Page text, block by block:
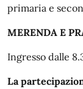
primaria e
MERENDA E
Ingresso dalle
La